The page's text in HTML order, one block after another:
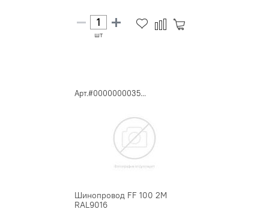
шт
Арт.#0000000035...
Шинопровод FF 100 2M
RAL9016